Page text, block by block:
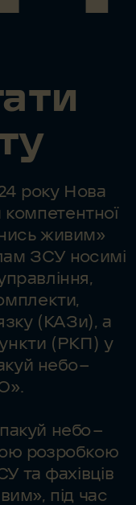
року Нова
живим»
ЗСУ носимі
(КАЗи), а
(РКП) у
небо —
небо —
розробкою
та фахівців
під час